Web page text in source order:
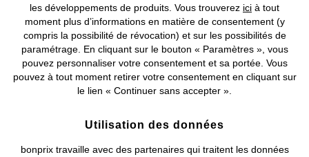
BONS PLANS
Robe courte en maille
CHF 29,95CHF 53,95
Robe longue et douce
CHF 56,95
les développements de produits. Vous trouverez ici à tout
moment plus d’informations en matière de consentement (y
compris la possibilité de révocation) et sur les possibilités de
paramétrage. En cliquant sur le bouton « Paramètres », vous
pouvez personnaliser votre consentement et sa portée. Vous
pouvez à tout moment retirer votre consentement en cliquant sur
le lien « Continuer sans accepter ».
Utilisation des données
bonprix travaille avec des partenaires qui traitent les données